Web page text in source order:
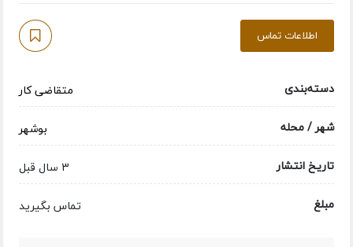
اطلاعات تماس
دسته‌بندی
متقاضی کار
شهر / محله
بوشهر
تاریخ انتشار
3 سال قبل
مبلغ
تماس بگیرید